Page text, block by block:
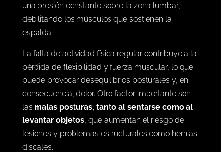
una presión constante sobre la zona lumbar,
debilitando los músculos que sostienen la
espalda.
La falta de actividad física regular contribuye a la
pérdida de flexibilidad y fuerza muscular, lo que
puede provocar desequilibrios posturales y, en
consecuencia, dolor. Otro factor importante son
las malas posturas, tanto al sentarse como al
levantar objetos, que aumentan el riesgo de
lesiones y problemas estructurales como hernias
discales.